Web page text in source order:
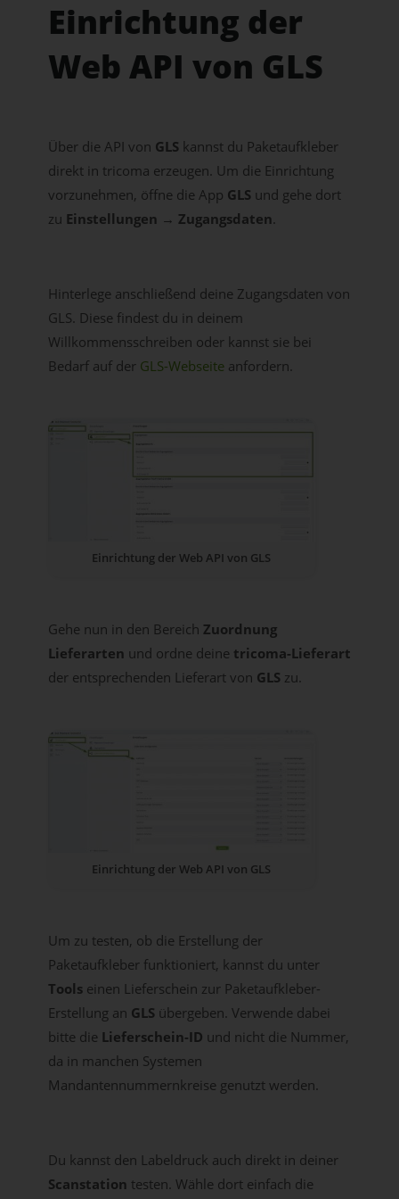
Einrichtung der
Web API von GLS
Über die API von GLS kannst du Paketaufkleber
direkt in tricoma erzeugen. Um die Einrichtung
vorzunehmen, öffne die App GLS und gehe dort
zu Einstellungen → Zugangsdaten.
Hinterlege anschließend deine Zugangsdaten von
GLS. Diese findest du in deinem
Willkommensschreiben oder kannst sie bei
Bedarf auf der GLS-Webseiteanfordern.
Einrichtung der Web API von GLS
Gehe nun in den Bereich Zuordnung
Lieferarten und ordne deine tricoma-Lieferart
der entsprechenden Lieferart von GLS zu.
Einrichtung der Web API von GLS
Um zu testen, ob die Erstellung der
Paketaufkleber funktioniert, kannst du unter
Toolseinen Lieferschein zur Paketaufkleber-
Erstellung an GLS übergeben. Verwende dabei
bitte die Lieferschein-ID und nicht die Nummer,
da in manchen Systemen
Mandantennummernkreise genutzt werden.
Du kannst den Labeldruck auch direkt in deiner
Scanstation testen. Wähle dort einfach die